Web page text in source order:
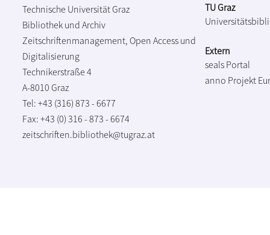
Technische Universität Graz
Bibliothek und Archiv
Zeitschriftenmanagement, Open Access und
Digitalisierung
Technikerstraße 4
A-8010 Graz
Tel: +43 (316) 873 - 6677
Fax: +43 (0) 316 - 873 - 6674
zeitschriften.bibliothek@tugraz.at
TU Graz
Extern
seals Portal
anno Projekt